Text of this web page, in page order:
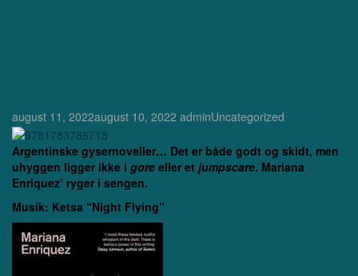
august 11, 2022august 10, 2022 adminUncategorized
Argentinske gysernoveller… Det er både godt og skidt, men
uhyggen ligger ikke i gore eller et jumpscare. Mariana
Enriquez’ ryger i sengen.
Musik: Ketsa “Night Flying”